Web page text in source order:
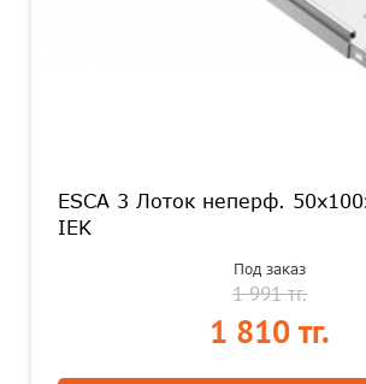
ESCA 3 Лоток неперф.
IEK
Под заказ
1 991 тг.
1 810 тг.